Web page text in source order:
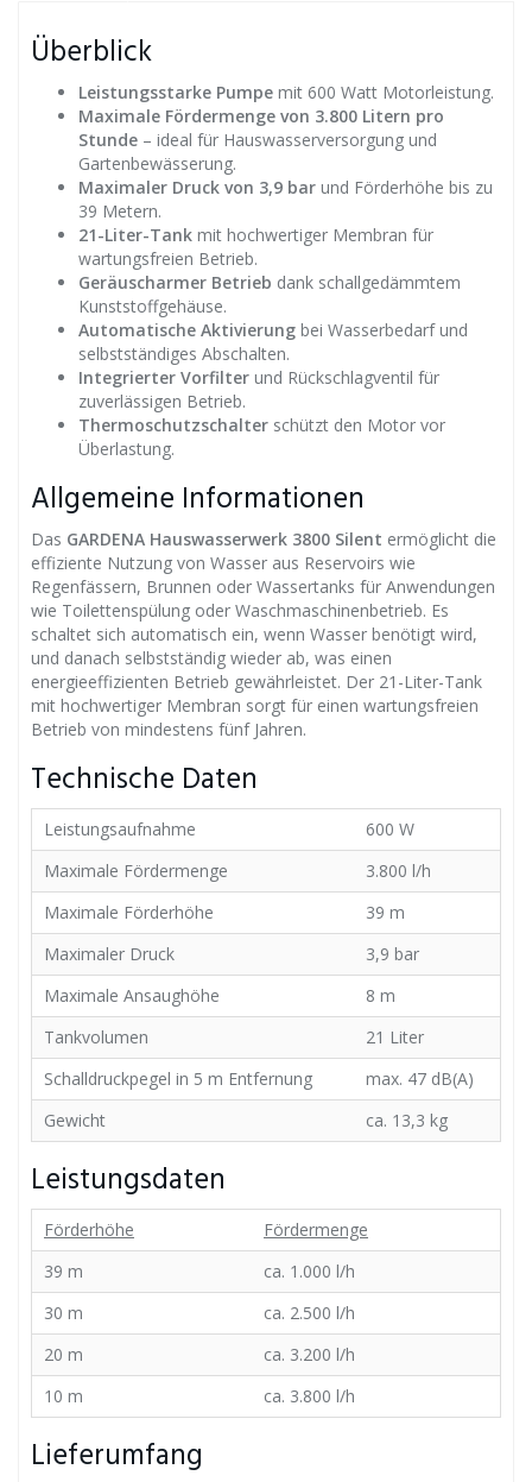
Überblick
Leistungsstarke Pumpe mit 600 Watt Motorleistung.
Maximale Fördermenge von 3.800 Litern pro
Stunde – ideal für Hauswasserversorgung und
Gartenbewässerung.
Maximaler Druck von 3,9 bar und Förderhöhe bis zu
39 Metern.
21-Liter-Tank mit hochwertiger Membran für
wartungsfreien Betrieb.
Geräuscharmer Betrieb dank schallgedämmtem
Kunststoffgehäuse.
Automatische Aktivierung bei Wasserbedarf und
selbstständiges Abschalten.
Integrierter Vorfilter und Rückschlagventil für
zuverlässigen Betrieb.
Thermoschutzschalter schützt den Motor vor
Überlastung.
Allgemeine Informationen
Das GARDENA Hauswasserwerk 3800 Silent ermöglicht die
effiziente Nutzung von Wasser aus Reservoirs wie
Regenfässern, Brunnen oder Wassertanks für Anwendungen
wie Toilettenspülung oder Waschmaschinenbetrieb. Es
schaltet sich automatisch ein, wenn Wasser benötigt wird,
und danach selbstständig wieder ab, was einen
energieeffizienten Betrieb gewährleistet. Der 21-Liter-Tank
mit hochwertiger Membran sorgt für einen wartungsfreien
Betrieb von mindestens fünf Jahren.
Technische Daten
Leistungsaufnahme
600 W
Maximale Fördermenge
3.800 l/h
Maximale Förderhöhe
39 m
Maximaler Druck
3,9 bar
Maximale Ansaughöhe
8 m
Tankvolumen
21 Liter
Schalldruckpegel in 5 m Entfernung
max. 47 dB(A)
Gewicht
ca. 13,3 kg
Leistungsdaten
Förderhöhe
Fördermenge
39 m
ca. 1.000 l/h
30 m
ca. 2.500 l/h
20 m
ca. 3.200 l/h
10 m
ca. 3.800 l/h
Lieferumfang